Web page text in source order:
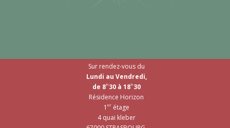
Sur rendez-vous du
Lundi au Vendredi,
de 8h30 à 18h30
Résidence Horizon
1 erétage
4 quai kleber